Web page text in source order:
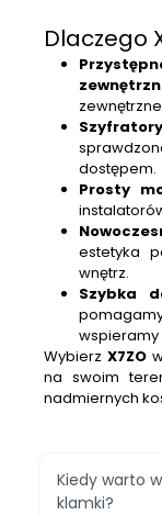
Dlaczego
dostępem.
Prosty
estetyka
wnętrz.
Szybka
wspieramy
Wybierz X7ZO
na swoim
nadmiernych
Kiedy warto
klamki?